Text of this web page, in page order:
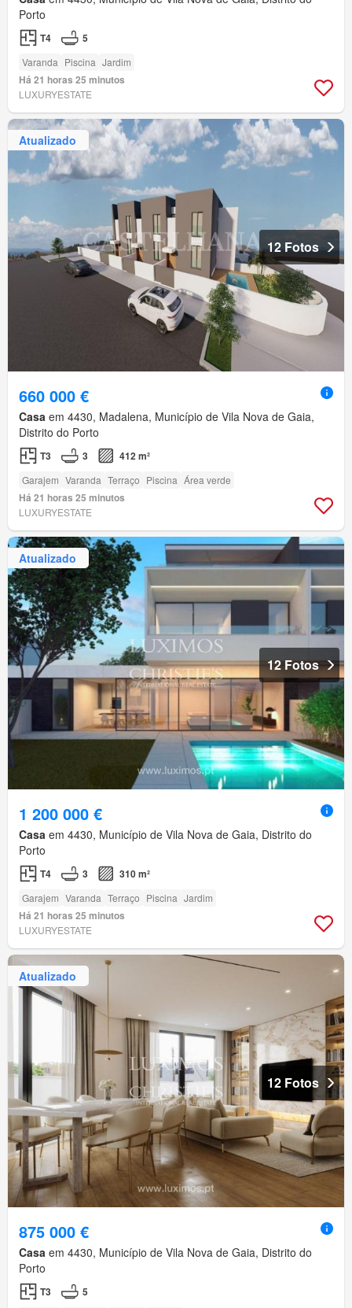
Porto
T4 5
Varanda Piscina Jardim
Há 21 horas 25 minutos
LUXURYESTATE
Atualizado
12 Fotos
660 000 €
Casa em 4430, Madalena, Município de Vila Nova de Gaia,
Distrito do Porto
T3 3 412 m²
Garajem Varanda Terraço Piscina Área verde
Há 21 horas 25 minutos
LUXURYESTATE
Atualizado
12 Fotos
1 200 000 €
Casa em 4430, Município de Vila Nova de Gaia, Distrito do
Porto
T4 3 310 m²
Garajem Varanda Terraço Piscina Jardim
Há 21 horas 25 minutos
LUXURYESTATE
Atualizado
12 Fotos
875 000 €
Casa em 4430, Município de Vila Nova de Gaia, Distrito do
Porto
T3 5